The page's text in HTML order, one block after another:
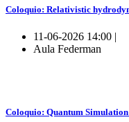
Coloquio: Relativistic
11-06-2026 14:00 |
Aula Federman
Coloquio: Quantum